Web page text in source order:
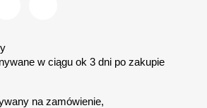
w ciągu ok 3 dni po zakupie
na zamówienie,